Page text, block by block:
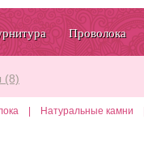
Проволока
(8)
Натуральные камни